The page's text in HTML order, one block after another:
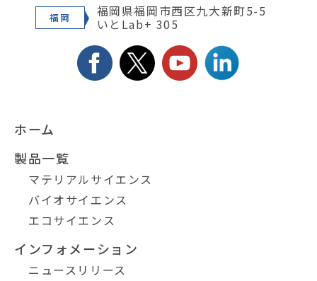
福岡 福岡県福岡市西区九大新町5-5
いとLab+ 305
ホーム
製品一覧
マテリアルサイエンス
バイオサイエンス
エコサイエンス
インフォメーション
ニュースリリース